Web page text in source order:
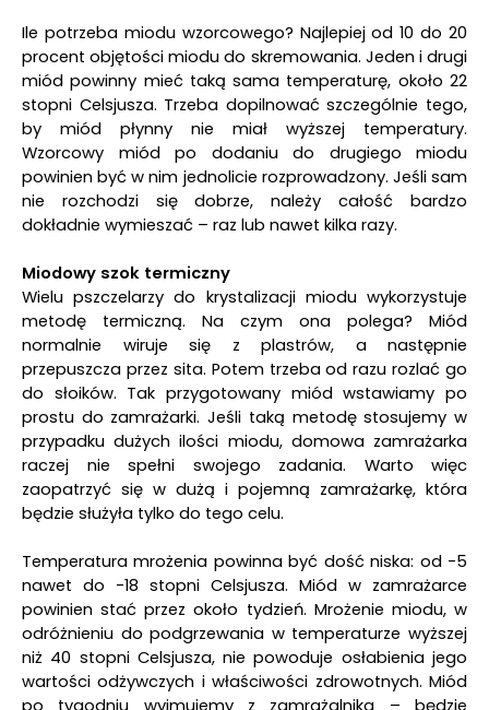
Ile potrzeba miodu wzorcowego? Najlepiej od 10 do 20
procent objętości miodu do skremowania. Jeden i drugi
miód powinny mieć taką sama temperaturę, około 22
stopni Celsjusza. Trzeba dopilnować szczególnie tego,
by miód płynny nie miał wyższej temperatury.
Wzorcowy miód po dodaniu do drugiego miodu
powinien być w nim jednolicie rozprowadzony. Jeśli sam
nie rozchodzi się dobrze, należy całość bardzo
dokładnie wymieszać – raz lub nawet kilka razy.
Miodowy szok termiczny
Wielu pszczelarzy do krystalizacji miodu wykorzystuje
metodę termiczną. Na czym ona polega? Miód
normalnie wiruje się z plastrów, a następnie
przepuszcza przez sita. Potem trzeba od razu rozlać go
do słoików. Tak przygotowany miód wstawiamy po
prostu do zamrażarki. Jeśli taką metodę stosujemy w
przypadku dużych ilości miodu, domowa zamrażarka
raczej nie spełni swojego zadania. Warto więc
zaopatrzyć się w dużą i pojemną zamrażarkę, która
będzie służyła tylko do tego celu.
Temperatura mrożenia powinna być dość niska: od -5
nawet do -18 stopni Celsjusza. Miód w zamrażarce
powinien stać przez około tydzień. Mrożenie miodu, w
odróżnieniu do podgrzewania w temperaturze wyższej
niż 40 stopni Celsjusza, nie powoduje osłabienia jego
wartości odżywczych i właściwości zdrowotnych. Miód